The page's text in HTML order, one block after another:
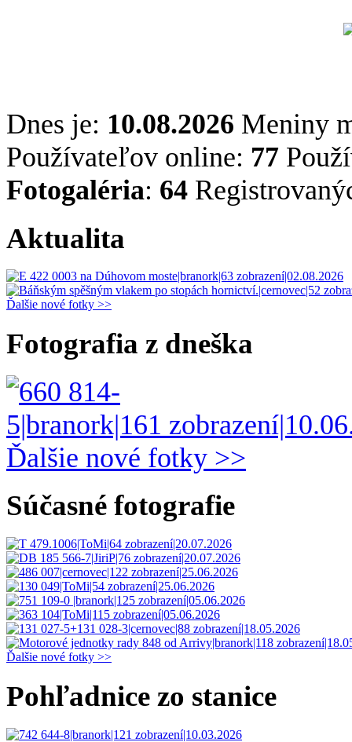
Dnes je: 10.08.2026 Meniny
Používateľov online: 77
Fotogaléria: 64
Aktualita
Ďalšie nové fotky >>
Fotografia z dneška
Ďalšie nové fotky >>
Súčasné fotografie
Ďalšie nové fotky >>
Pohľadnice zo stanice